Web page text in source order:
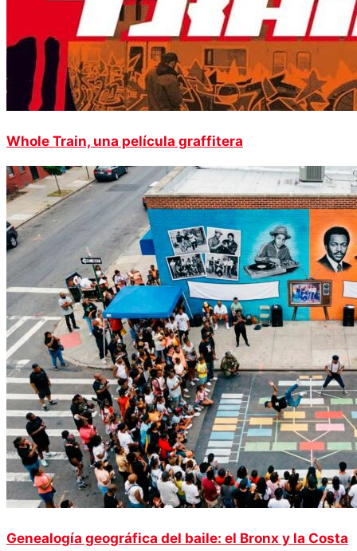
Whole Train, una película graffitera
Genealogía geográfica del baile: el Bronx y la Costa